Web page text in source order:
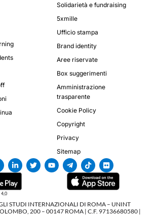
Solidarietà e fundraising
5xmille
Ufficio stampa
Brand identity
Aree riservate
Box suggerimenti
Amministrazione
trasparente
Cookie Policy
Copyright
Privacy
Sitemap
4,0
STUDI INTERNAZIONALI DI ROMA – UNINT
200 – 00147 ROMA | C.F. 97136680580 |